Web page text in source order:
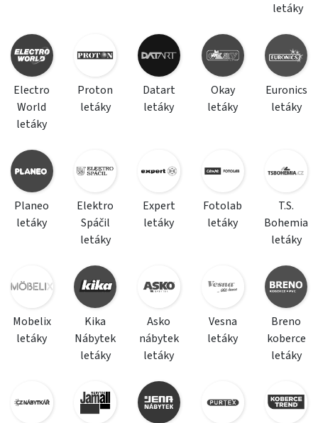
letáky
Electro
World
letáky
Proton
letáky
Datart
letáky
Okay
letáky
Euronics
letáky
Planeo
letáky
Elektro
Spáčil
letáky
Expert
letáky
Fotolab
letáky
T.S.
Bohemia
letáky
Mobelix
letáky
Kika
Nábytek
letáky
Asko
nábytek
letáky
Vesna
letáky
Breno
koberce
letáky